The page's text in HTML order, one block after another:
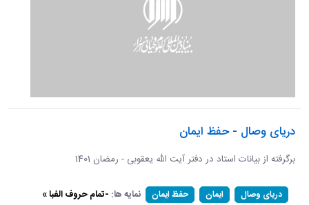
دریای وصال - حفظ ایمان
برگرفته از بیانات استاد در دفتر آیت الله یعقوبی - رمضان 1401
دریای وصال ایمان حفظ ایمان نمایه ها: -تمام حروف الفبا »